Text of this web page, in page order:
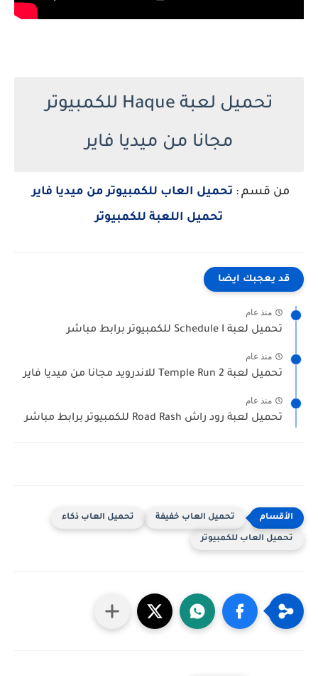
تحميل لعبة Haque للكمبيوتر
مجانا من ميديا فاير
من قسم : تحميل العاب للكمبيوتر من ميديا فاير
تحميل اللعبة للكمبيوتر
قد يعجبك ايضا
منذ عام
تحميل لعبة Schedule I للكمبيوتر برابط مباشر
منذ عام
تحميل لعبة Temple Run 2 للاندرويد مجانا من ميديا فاير
منذ عام
تحميل لعبة رود راش Road Rash للكمبيوتر برابط مباشر
تحميل العاب خفيفة تحميل العاب ذكاء
تحميل العاب للكمبيوتر